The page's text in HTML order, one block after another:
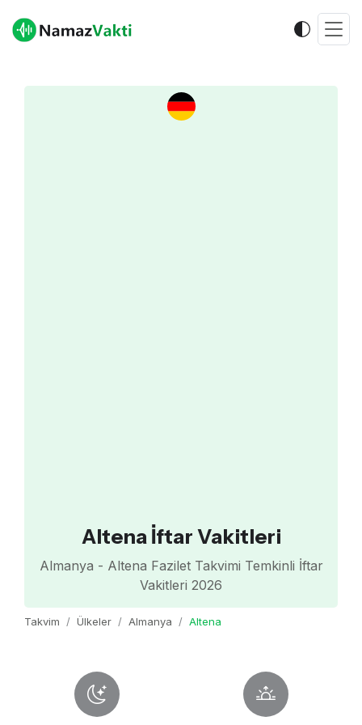
Altena İftar Vakitleri
Almanya - Altena Fazilet Takvimi Temkinli İftar
Vakitleri 2026
Takvim Ülkeler Almanya Altena